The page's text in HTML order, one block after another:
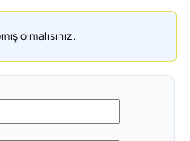
olmalısınız.